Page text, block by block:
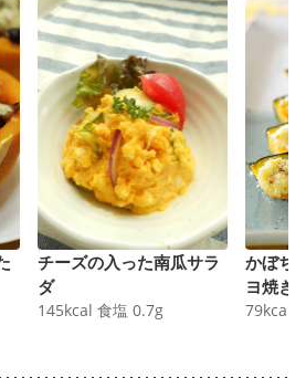
チーズの入った南瓜サラ
ダ
145kcal 食塩 0.7g
かぼち
ヨ焼き
79kcal